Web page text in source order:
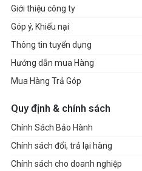
Giới thiệu công ty
Góp ý, Khiếu nại
Thông tin tuyển dụng
Hướng dẫn mua Hàng
Mua Hàng Trả Góp
Quy định & chính sách
Chính Sách Bảo Hành
Chính sách đổi, trả lại hàng
Chính sách cho doanh nghiệp